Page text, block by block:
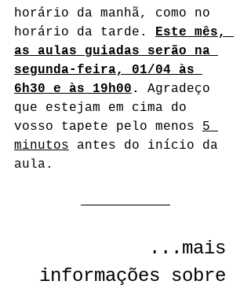
horário da manhã, como no
horário da tarde. Este mês,
as aulas guiadas serão na
segunda-feira, 01/04 às
6h30 e às 19h00 . Agradeço
que estejam em cima do
vosso tapete pelo menos 5
minutos antes do início da
aula.
informações sobre